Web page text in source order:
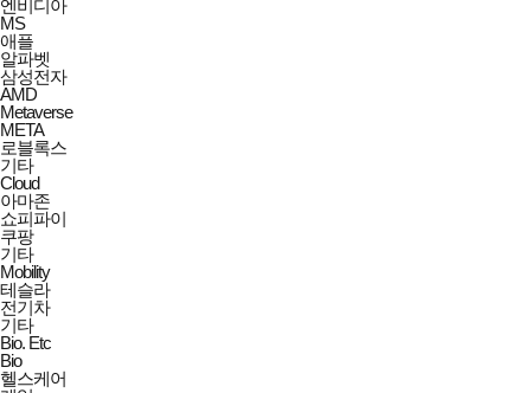
엔비디아
MS
애플
알파벳
삼성전자
AMD
Metaverse
META
로블록스
기타
Cloud
아마존
쇼피파이
쿠팡
기타
Mobility
테슬라
전기차
기타
Bio. Etc
Bio
헬스케어